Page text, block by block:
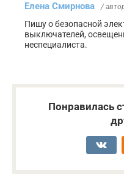
Елена Смирнова /
Пишу о безопасной
выключателей,
неспециалиста.
Понравилась